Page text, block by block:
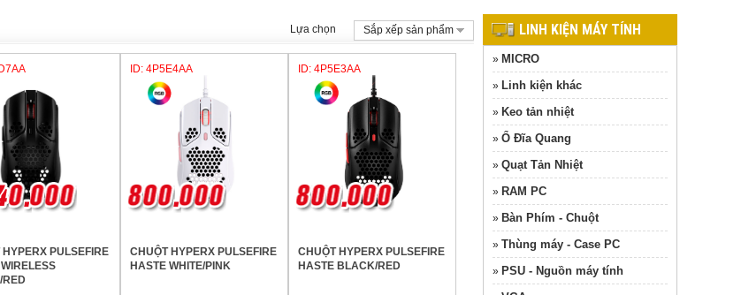
Sắp xếp sản phẩm
Lựa chọn
HYPERX PULSEFIRE
RED
ID: 4P5E4AA
CHUỘT HYPERX PULSEFIRE
HASTE WHITE/PINK
ID: 4P5E3AA
CHUỘT HYPERX PULSEFIRE
HASTE BLACK/RED
LINH KIỆN MÁY TÍNH
» MICRO
» Linh kiện khác
» Keo tản nhiệt
» Ổ Đĩa Quang
» Quạt Tản Nhiệt
» RAM PC
» Bàn Phím - Chuột
» Thùng máy - Case PC
» PSU - Nguồn máy tính